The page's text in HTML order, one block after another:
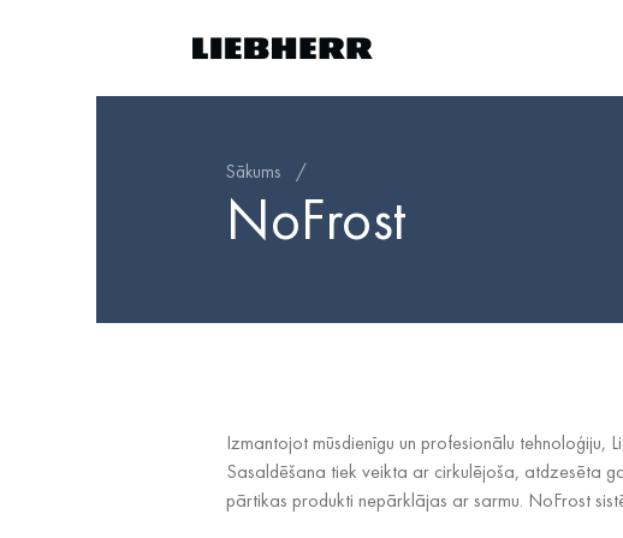
Sākums /
NoFrost
Izmantojot mūsdienīgu un profesionālu tehnoloģiju,
Sasaldēšana tiek veikta ar cirkulējoša, atdzesēta
pārtikas produkti nepārklājas ar sarmu. NoFrost